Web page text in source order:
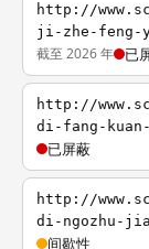
http://
ji-zhe-feng-
截至 2026 年 已
http://
di-fang-
已屏蔽
http://
di-ngozhu-
间歇性